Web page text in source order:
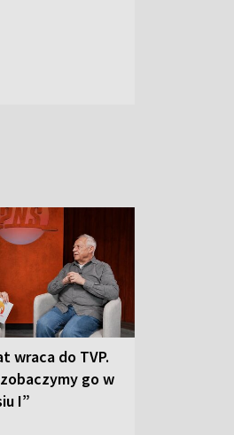
wraca do TVP.
go w
I”